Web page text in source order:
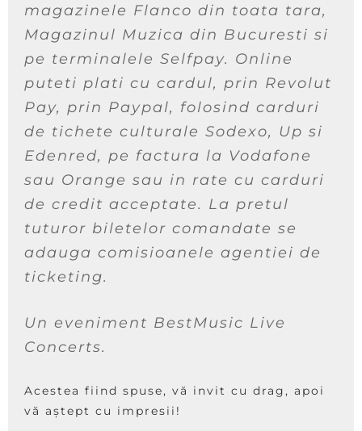
magazinele Flanco din toata tara,
Magazinul Muzica din Bucuresti si
pe terminalele Selfpay. Online
puteti plati cu cardul, prin Revolut
Pay, prin Paypal, folosind carduri
de tichete culturale Sodexo, Up si
Edenred, pe factura la Vodafone
sau Orange sau in rate cu carduri
de credit acceptate. La pretul
tuturor biletelor comandate se
adauga comisioanele agentiei de
ticketing.
Un eveniment BestMusic Live
Concerts.
Acestea fiind spuse, vă invit cu drag, apoi
vă aștept cu impresii!